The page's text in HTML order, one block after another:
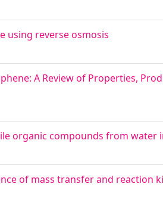
using reverse osmosis
A Review of Properties,
organic compounds from water
of mass transfer and reaction